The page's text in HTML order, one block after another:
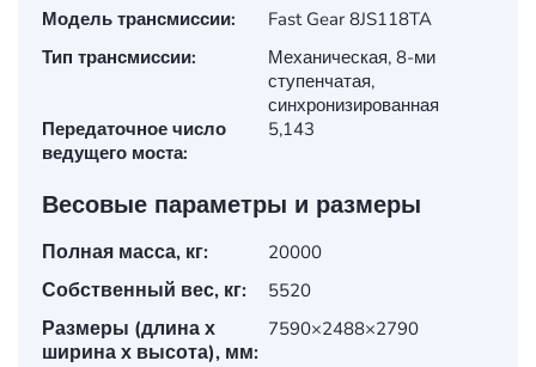
Модель трансмиссии:
Fast Gear 8JS118TA
Тип трансмиссии:
Механическая, 8-ми
ступенчатая,
синхронизированная
Передаточное число
ведущего моста:
5,143
Весовые параметры и размеры
Полная масса, кг: 20000
Собственный вес, кг: 5520
Размеры (длина х
ширина х высота), мм:
7590×2488×2790